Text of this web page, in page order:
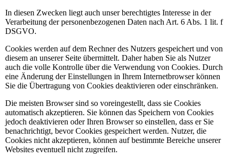
In diesen Zwecken liegt auch unser berechtigtes Interesse in der
Verarbeitung der personenbezogenen Daten nach Art. 6 Abs. 1 lit. f
DSGVO.
Cookies werden auf dem Rechner des Nutzers gespeichert und von
diesem an unserer Seite übermittelt. Daher haben Sie als Nutzer
auch die volle Kontrolle über die Verwendung von Cookies. Durch
eine Änderung der Einstellungen in Ihrem Internetbrowser können
Sie die Übertragung von Cookies deaktivieren oder einschränken.
Die meisten Browser sind so voreingestellt, dass sie Cookies
automatisch akzeptieren. Sie können das Speichern von Cookies
jedoch deaktivieren oder Ihren Browser so einstellen, dass er Sie
benachrichtigt, bevor Cookies gespeichert werden. Nutzer, die
Cookies nicht akzeptieren, können auf bestimmte Bereiche unserer
Websites eventuell nicht zugreifen.